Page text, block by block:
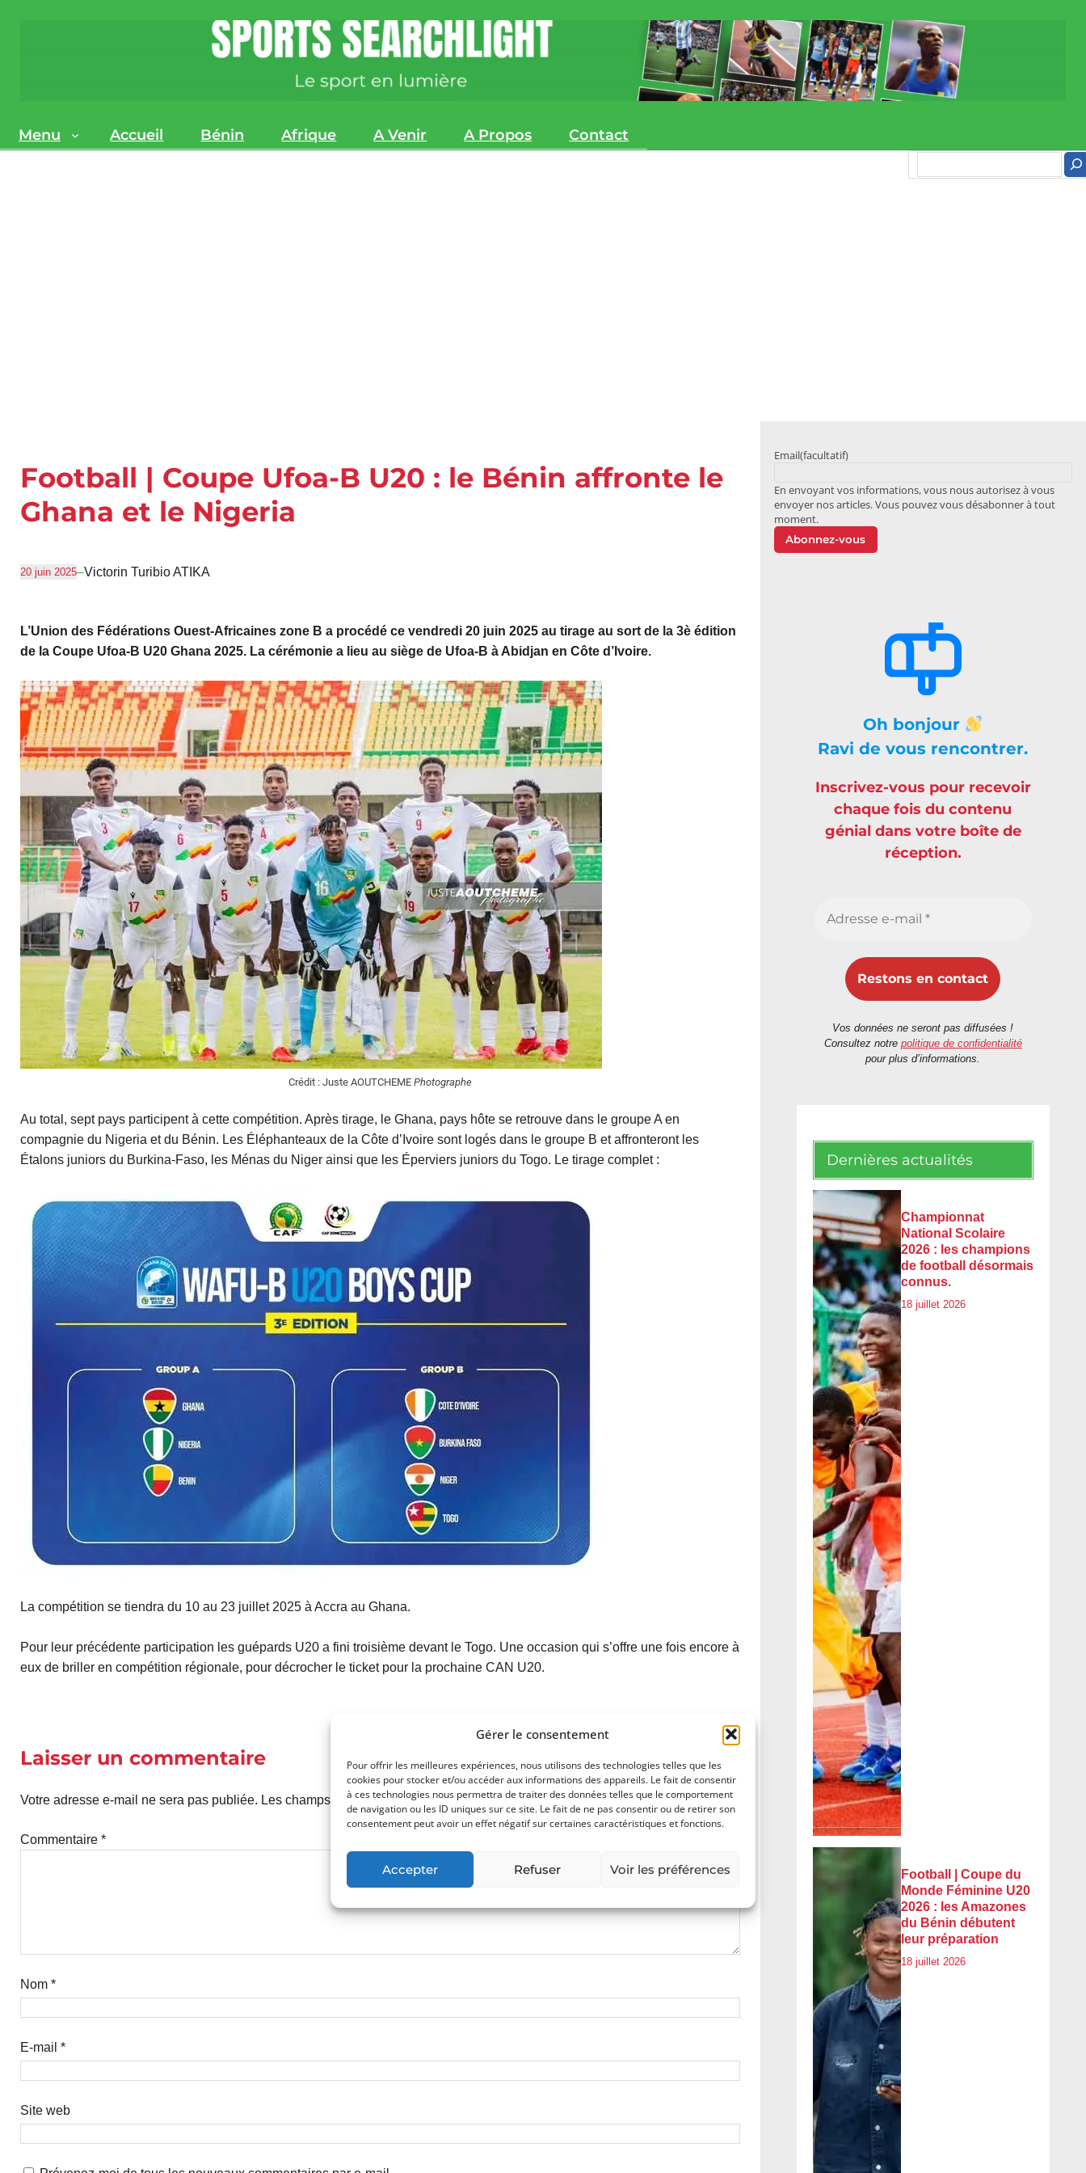
Gérer le consentement
Pour offrir les meilleures expériences, nous utilisons des technologies telles que les
cookies pour stocker et/ou accéder aux informations des appareils. Le fait de consentir
à ces technologies nous permettra de traiter des données telles que le comportement
de navigation ou les ID uniques sur ce site. Le fait de ne pas consentir ou de retirer son
consentement peut avoir un effet négatif sur certaines caractéristiques et fonctions.
Accepter Refuser Voir les préférences
Menu Accueil Bénin Afrique A Venir A Propos Contact
Football | Coupe Ufoa-B U20 : le Bénin affronte le
Ghana et le Nigeria
20 juin 2025–Victorin Turibio ATIKA
L’Union des Fédérations Ouest-Africaines zone B a procédé ce vendredi 20 juin 2025 au tirage au sort de la 3è édition
de la Coupe Ufoa-B U20 Ghana 2025. La cérémonie a lieu au siège de Ufoa-B à Abidjan en Côte d’Ivoire.
Crédit : Juste AOUTCHEME Photographe
Au total, sept pays participent à cette compétition. Après tirage, le Ghana, pays hôte se retrouve dans le groupe A en
compagnie du Nigeria et du Bénin. Les Éléphanteaux de la Côte d’Ivoire sont logés dans le groupe B et affronteront les
Étalons juniors du Burkina-Faso, les Ménas du Niger ainsi que les Éperviers juniors du Togo. Le tirage complet :
La compétition se tiendra du 10 au 23 juillet 2025 à Accra au Ghana.
Pour leur précédente participation les guépards U20 a fini troisième devant le Togo. Une occasion qui s’offre une fois encore à
eux de briller en compétition régionale, pour décrocher le ticket pour la prochaine CAN U20.
Laisser un commentaire
Votre adresse e-mail ne sera pas publiée. Les champs obligatoires sont indiqués avec*
Commentaire *
Nom *
E-mail *
Site web
Email(facultatif)
En envoyant vos informations, vous nous autorisez à vous
envoyer nos articles. Vous pouvez vous désabonner à tout
moment.
Abonnez-vous
Oh bonjour
Ravi de vous rencontrer.
Inscrivez-vous pour recevoir
chaque fois du contenu
génial dans votre boîte de
réception.
Vos données ne seront pas diffusées !
Consultez notre politique de confidentialité
pour plus d’informations.
Dernières actualités
Championnat
National Scolaire
2026 : les champions
de football désormais
connus.
18 juillet 2026
Football | Coupe du
Monde Féminine U20
2026 : les Amazones
du Bénin débutent
leur préparation
18 juillet 2026